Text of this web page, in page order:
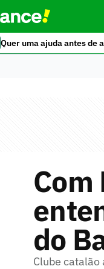
Quer uma ajuda antes de
Com
do
Clube